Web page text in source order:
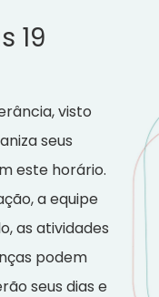
19
visto
seus
este horário.
a equipe
as atividades
podem
seus dias e